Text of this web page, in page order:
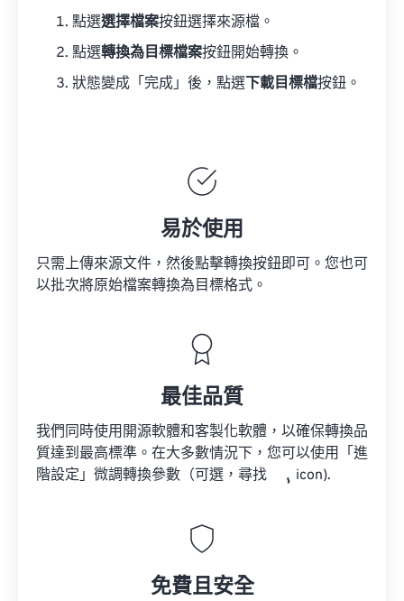
點選選擇檔案按鈕選擇來源檔。
點選轉換為目標檔案按鈕開始轉換。
狀態變成「完成」後，點選 下載目標檔按鈕。
易於使用
只需上傳來源文件，然後點擊轉換按鈕即可。您也可
以批次將原始檔案轉換為目標格式。
最佳品質
我們同時使用開源軟體和客製化軟體，以確保轉換品
質達到最高標準。在大多數情況下，您可以使用「進
階設定」微調轉換參數（可選，尋找
icon).
免費且安全